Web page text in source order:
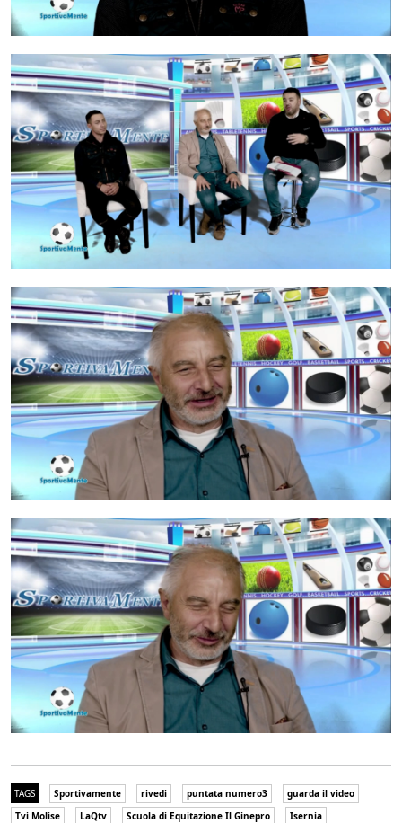
TAGS Sportivamente rivedi puntata numero3
guarda il video
Tvi Molise
LaQtv Scuola di Equitazione Il Ginepro Isernia